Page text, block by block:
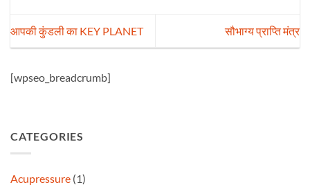
आपकी कुंडली का KEY PLANET सौभाग्य प्राप्ति मंत्र
[wpseo_breadcrumb]
CATEGORIES
Acupressure (1)